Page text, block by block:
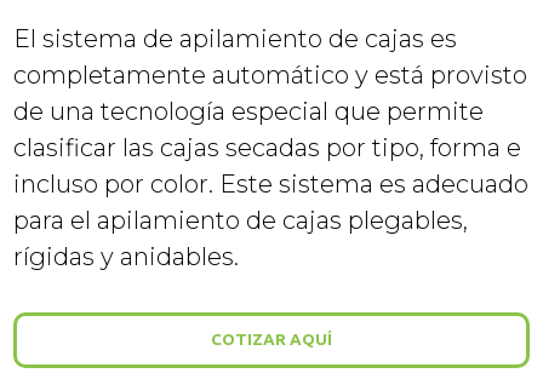
El sistema de apilamiento de cajas es
completamente automático y está provisto
de una tecnología especial que permite
clasificar las cajas secadas por tipo, forma e
incluso por color. Este sistema es adecuado
para el apilamiento de cajas plegables,
rígidas y anidables.
COTIZAR AQUÍ